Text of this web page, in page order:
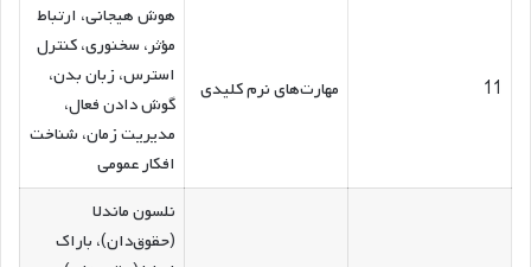
11 مهارت‌های نرم کلیدی
هوش هیجانی، ارتباط
مؤثر، سخنوری، کنترل
استرس، زبان بدن،
گوش دادن فعال،
مدیریت زمان، شناخت
افکار عمومی
نلسون ماندلا
(حقوق‌دان)، باراک